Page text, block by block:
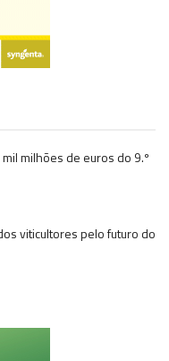
milhões de euros do 9.º
viticultores pelo futuro do